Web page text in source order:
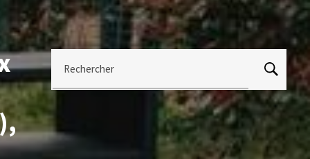
Rechercher